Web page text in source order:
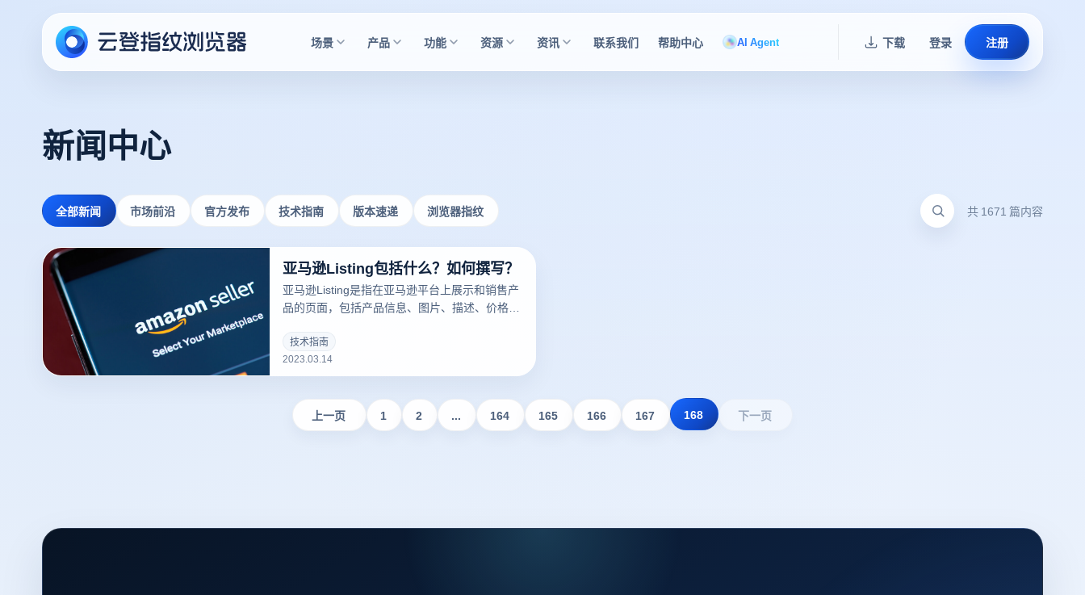
场景 产品 功能 资源 资讯 联系我们 帮助中心 AI Agent 下载 登录 注册
新闻中心
全部新闻 市场前沿 官方发布 技术指南 版本速递 浏览器指纹 共 1671 篇内容
亚马逊Listing包括什么？如何撰写？
亚马逊Listing是指在亚马逊平台上展示和销售产
品的页面，包括产品信息、图片、描述、价格、
可以吸引更多的潜在买家，增加销量。以下云登
录指纹浏览器关于亚马逊Listing包括什么？如何
撰写？的一些建议。
技术指南
2023.03.14
上一页 1 2 ... 164 165 166 167 168 下一页